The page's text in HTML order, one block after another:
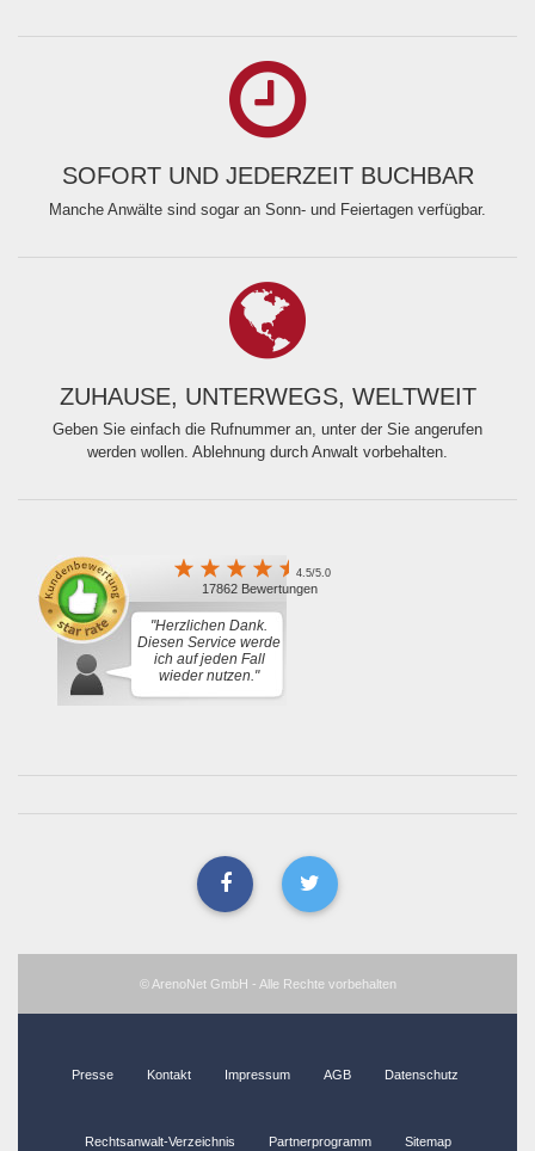
SOFORT UND JEDERZEIT BUCHBAR
Manche Anwälte sind sogar an Sonn- und Feiertagen verfügbar.
ZUHAUSE, UNTERWEGS, WELTWEIT
Geben Sie einfach die Rufnummer an, unter der Sie angerufen
werden wollen. Ablehnung durch Anwalt vorbehalten.
4.5/5.0
17862 Bewertungen
"Herzlichen Dank.
Diesen Service werde
ich auf jeden Fall
wieder nutzen."
© ArenoNet GmbH - Alle Rechte vorbehalten
Presse Kontakt Impressum AGB Datenschutz
Rechtsanwalt-Verzeichnis Partnerprogramm Sitemap